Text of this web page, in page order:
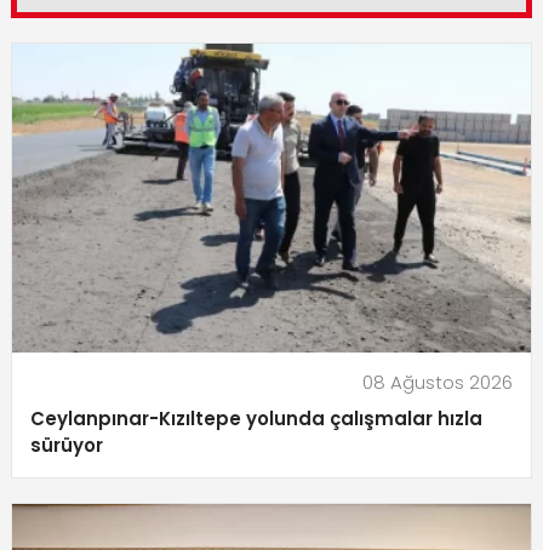
08 Ağustos 2026
Ceylanpınar-Kızıltepe yolunda çalışmalar hızla
sürüyor